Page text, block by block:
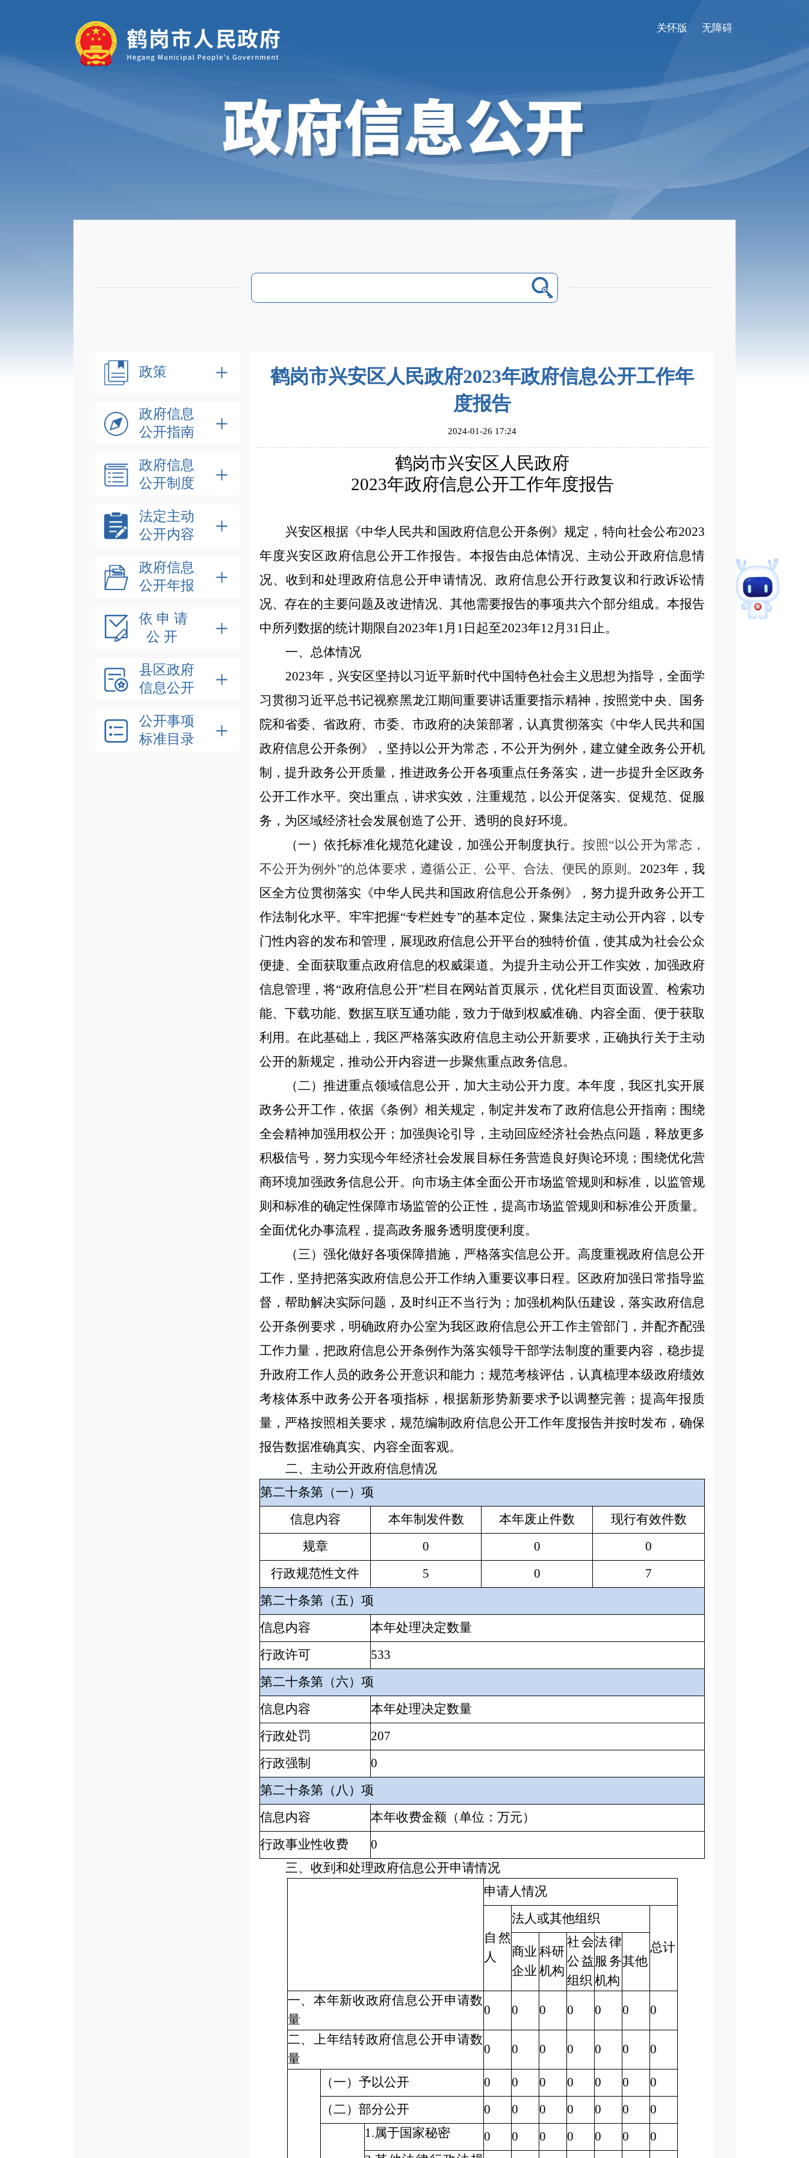
关怀版 无障碍
政策
政府信息
公开指南
政府信息
公开制度
法定主动
公开内容
政府信息
公开年报
依 申 请
公 开
县区政府
信息公开
公开事项
标准目录
鹤岗市兴安区人民政府2023年政府信息公开工作年
度报告
2024-01-26 17:24
鹤岗市兴安区 人民政府
2023年政府信息公开工作年度报告
兴安区根据《中华人民共和国政府信息公开条例》规定，特向社会公布2023
年度兴安区政府信息公开工作报告。本报告由总体情况、主动公开政府信息情
况、收到和处理政府信息公开申请情况、政府信息公开行政复议和行政诉讼情
况、存在的主要问题及改进情况、其他需要报告的事项共六个部分组成。本报告
中所列数据的统计期限自2023年1月1日起至2023年12月31日止。
一、总体情况
2023年，兴安区坚持以习近平新时代中国特色社会主义思想为指导，全面学
习贯彻习近平总书记视察黑龙江期间重要讲话重要指示精神，按照党中央、国务
院和省委、省政府、市委、市政府的决策部署，认真贯彻落实《中华人民共和国
政府信息公开条例》，坚持以公开为常态，不公开为例外，建立健全政务公开机
制，提升政务公开质量，推进政务公开各项重点任务落实，进一步提升全区政务
公开工作水平。突出重点，讲求实效，注重规范，以公开促落实、促规范、促服
务，为区域经济社会发展创造了公开、透明的良好环境。
（一）依托标准化规范化建设，加强公开制度执行。按照“以公开为常态，
不公开为例外”的总体要求，遵循公正、公平、合法、便民的原则。 2023年，我
区全方位贯彻落实《中华人民共和国政府信息公开条例》，努力提升政务公开工
作法制化水平。牢牢把握“专栏姓专”的基本定位，聚集法定主动公开内容，以专
门性内容的发布和管理，展现政府信息公开平台的独特价值，使其成为社会公众
便捷、全面获取重点政府信息的权威渠道。为提升主动公开工作实效，加强政府
信息管理，将“政府信息公开”栏目在网站首页展示，优化栏目页面设置、检索功
能、下载功能、数据互联互通功能，致力于做到权威准确、内容全面、便于获取
利用。在此基础上，我区严格落实政府信息主动公开新要求，正确执行关于主动
公开的新规定，推动公开内容进一步聚焦重点政务信息。
（二）推进重点领域信息公开，加大主动公开力度。本年度，我区扎实开展
政务公开工作，依据《条例》相关规定，制定并发布了政府信息公开指南；围绕
全会精神加强用权公开；加强舆论引导，主动回应经济社会热点问题，释放更多
积极信号，努力实现今年经济社会发展目标任务营造良好舆论环境；围绕优化营
商环境加强政务信息公开。向市场主体全面公开市场监管规则和标准，以监管规
则和标准的确定性保障市场监管的公正性，提高市场监管规则和标准公开质量。
全面优化办事流程，提高政务服务透明度便利度。
（三）强化做好各项保障措施，严格落实信息公开。高度重视政府信息公开
工作，坚持把落实政府信息公开工作纳入重要议事日程。区政府加强日常指导监
督，帮助解决实际问题，及时纠正不当行为；加强机构队伍建设，落实政府信息
公开条例要求，明确政府办公室为我区政府信息公开工作主管部门，并配齐配强
工作力量 ， 把政府信息公开条例作为落实领导干部学法制度的重要内容，稳步提
升政府工作人员的政务公开意识和能力；规范考核评估，认真梳理本级政府绩效
考核体系中政务公开各项指标，根据新形势新要求予以调整完善；提高年报质
量，严格按照相关要求，规范编制政府信息公开工作年度报告并按时发布，确保
报告数据准确真实、内容全面客观。
二、主动公开政府信息情况
第二十条第（一）项
信息内容
本年制发件数 本年废止件数
现行有效件数
规章
0 0
0
行政规范性文件
5 0
7
第二十条第（五）项
信息内容
本年处理决定数量
行政许可
533
第二十条第（六）项
信息内容
本年处理决定数量
行政处罚
207
行政强制
0
第二十条第（八）项
信息内容
本年收费金额（单位：万元）
行政事业性收费
0
三、收到和处理政府信息公开申请情况
申请人情况
自然
人
法人或其他组织
总计
商业
企业
科研
机构
社会
公益
组织
法律
服务
机构
其他
一、本年新收政府信息公开申请数
量
0 0 0 0 0 0 0
二、上年结转政府信息公开申请数
量
0 0 0 0 0 0 0
（一）予以公开 0 0 0 0 0 0
0
（二）部分公开
0 0 0 0 0 0
0
1.属于国家秘密
0 0 0 0 0 0
0